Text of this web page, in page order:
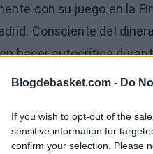
Blogdebasket.com - Do
If you wish to opt-out of the
sensitive information for
confirm your selection. Please
con su juego en la
Consciente del
hacer autocrítica
en la derrota.
de estar aún en